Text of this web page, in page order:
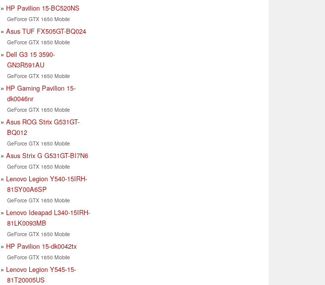
HP Pavilion 15-BC520NS
GeForce GTX 1650 Mobile
Asus TUF FX505GT-BQ024
GeForce GTX 1650 Mobile
Dell G3 15 3590-
GN3R591AU
GeForce GTX 1650 Mobile
HP Gaming Pavilion 15-
dk0046nr
GeForce GTX 1650 Mobile
Asus ROG Strix G531GT-
BQ012
GeForce GTX 1650 Mobile
Asus Strix G G531GT-BI7N6
GeForce GTX 1650 Mobile
Lenovo Legion Y540-15IRH-
81SY00A6SP
GeForce GTX 1650 Mobile
Lenovo Ideapad L340-15IRH-
81LK0093MB
GeForce GTX 1650 Mobile
HP Pavilion 15-dk0042tx
GeForce GTX 1650 Mobile
Lenovo Legion Y545-15-
81T20005US